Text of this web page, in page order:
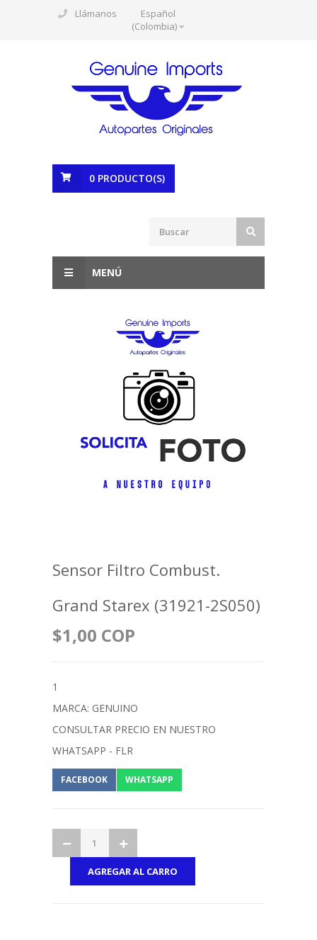
Llámanos
Español
(Colombia)
0 PRODUCTO(S)
MENÚ
Sensor Filtro Combust.
Grand Starex (31921-2S050)
$1,00 COP
1
MARCA: GENUINO
CONSULTAR PRECIO EN NUESTRO
WHATSAPP - FLR
FACEBOOK WHATSAPP